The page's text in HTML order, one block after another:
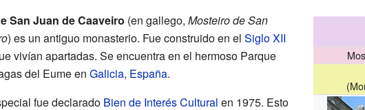
San Juan de Caaveiro (en gallego, Mosteiro de San
) es un antiguo monasterio. Fue construido en el Siglo XII
vivían apartadas. Se encuentra en el hermoso Parque
del Eume en Galicia, España.
fue declarado Bien de Interés Cultural en 1975. Esto